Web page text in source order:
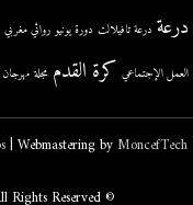
درعة درعة تافيلالت دورة يونيو روائي مغربي
العمل الإجتماعي كرة القدم مجلة مهرجان
| Webmastering byMoncefTech
© Copyright 2026, ZagoraNewsMedia All Rights Reserved